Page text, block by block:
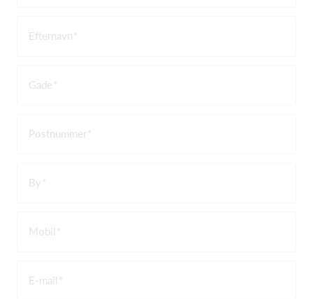
Efternavn
Gade
Postnummer
By
Mobil
E-mail